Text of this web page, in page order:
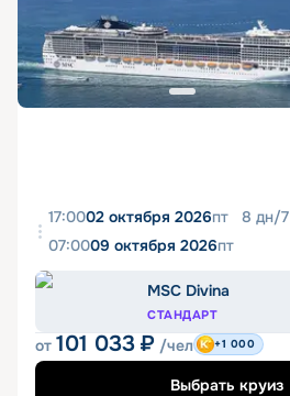
17:0002 октября 2026пт 8 дн/7
07:0009 октября 2026пт
MSC Divina
СТАНДАРТ
от 101 033 ₽ /чел +1 000
Выбрать круиз